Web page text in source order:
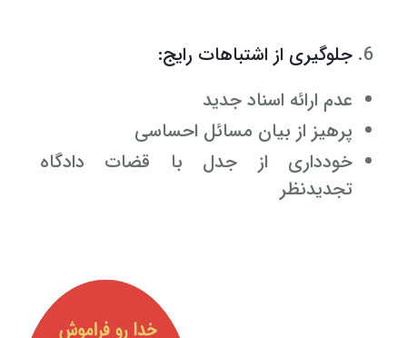
جلوگیری از اشتباهات رایج:
عدم ارائه اسناد جدید
پرهیز از بیان مسائل احساسی
خودداری از جدل با قضات دادگاه
تجدیدنظر